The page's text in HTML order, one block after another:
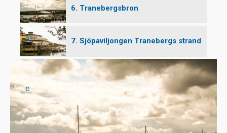
m
e
6. Tranebergsbron
7. Sjöpaviljongen Tranebergs strand